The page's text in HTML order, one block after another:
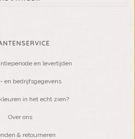
en levertijden
en bedrijfsgegevens
in het echt zien?
Over ons
& retourneren